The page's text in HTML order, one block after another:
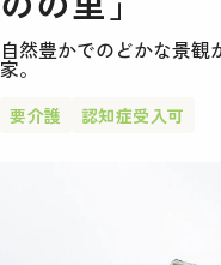
自然豊かでのどかな景
家。
要介護 認知症受入可